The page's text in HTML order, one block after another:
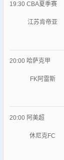
19:30 CBA夏季赛
江苏肯帝亚
20:00 哈萨克甲
FK阿雷斯
20:00 阿美超
休尼克FC